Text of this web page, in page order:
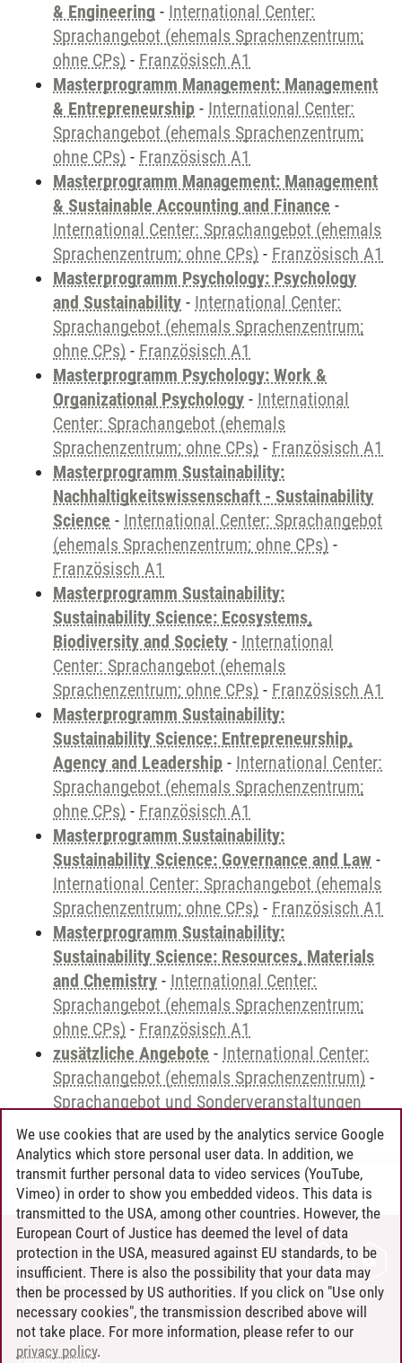
& Engineering - International Center:
Sprachangebot (ehemals Sprachenzentrum;
ohne CPs) - Französisch A1
Masterprogramm Management: Management
& Entrepreneurship - International Center:
Sprachangebot (ehemals Sprachenzentrum;
ohne CPs) - Französisch A1
Masterprogramm Management: Management
& Sustainable Accounting and Finance -
International Center: Sprachangebot (ehemals
Sprachenzentrum; ohne CPs) - Französisch A1
Masterprogramm Psychology: Psychology
and Sustainability - International Center:
Sprachangebot (ehemals Sprachenzentrum;
ohne CPs) - Französisch A1
Masterprogramm Psychology: Work &
Organizational Psychology - International
Center: Sprachangebot (ehemals
Sprachenzentrum; ohne CPs) - Französisch A1
Masterprogramm Sustainability:
Nachhaltigkeitswissenschaft - Sustainability
Science - International Center: Sprachangebot
(ehemals Sprachenzentrum; ohne CPs) -
Französisch A1
Masterprogramm Sustainability:
Sustainability Science: Ecosystems,
Biodiversity and Society - International
Center: Sprachangebot (ehemals
Sprachenzentrum; ohne CPs) - Französisch A1
Masterprogramm Sustainability:
Sustainability Science: Entrepreneurship,
Agency and Leadership - International Center:
Sprachangebot (ehemals Sprachenzentrum;
ohne CPs) - Französisch A1
Masterprogramm Sustainability:
Sustainability Science: Governance and Law -
International Center: Sprachangebot (ehemals
Sprachenzentrum; ohne CPs) - Französisch A1
Masterprogramm Sustainability:
Sustainability Science: Resources, Materials
and Chemistry - International Center:
Sprachangebot (ehemals Sprachenzentrum;
ohne CPs) - Französisch A1
zusätzliche Angebote - International Center:
Sprachangebot (ehemals Sprachenzentrum) -
Sprachangebot und Sonderveranstaltungen
Andreea Tribel 30.06.2024
CONTACT
LEUPHANA AS EMPLOYER
INTRANET
SITE NOTICE
PRIVACY POLICY
We use cookies that are used by the analytics service Google
Analytics which store personal user data. In addition, we
transmit further personal data to video services (YouTube,
Vimeo) in order to show you embedded videos. This data is
transmitted to the USA, among other countries. However, the
European Court of Justice has deemed the level of data
protection in the USA, measured against EU standards, to be
insufficient. There is also the possibility that your data may
then be processed by US authorities. If you click on "Use only
necessary cookies", the transmission described above will
not take place. For more information, please refer to our
privacy policy.